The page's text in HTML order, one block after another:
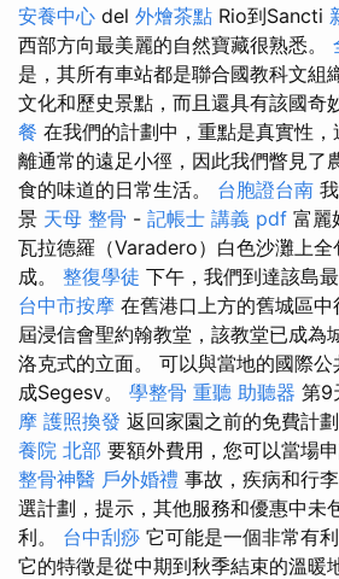
安養中心 del 外燴茶點 Rio到Sancti
西部方向最美麗的自然寶藏很熟悉。
是，其所有車站都是聯合國教科文組
文化和歷史景點，而且還具有該國奇
餐 在我們的計劃中，重點是真實性
離通常的遠足小徑，因此我們瞥見了
食的味道的日常生活。 台胞證台南
景 天母 整骨 - 記帳士 講義 pdf 富麗
瓦拉德羅（Varadero）白色沙灘上
成。 整復學徒 下午，我們到達該島
台中市按摩 在舊港口上方的舊城區
屆浸信會聖約翰教堂，該教堂已成為
洛克式的立面。 可以與當地的國際
成Segesv。 學整骨 重聽 助聽器 第9
摩 護照換發 返回家園之前的免費計劃
養院 北部 要額外費用，您可以當場申
整骨神醫 戶外婚禮 事故，疾病和行
選計劃，提示，其他服務和優惠中未
利。 台中刮痧 它可能是一個非常有
它的特徵是從中期到秋季結束的溫暖